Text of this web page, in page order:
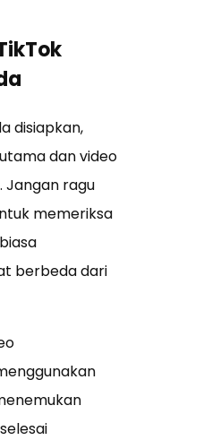
disiapkan,
dan video
Jangan ragu
memeriksa
berbeda dari